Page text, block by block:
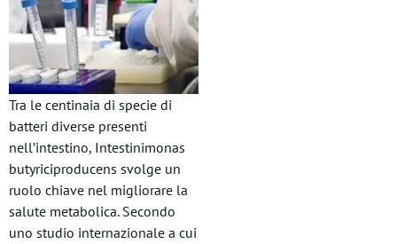
Tra le centinaia di specie di
batteri diverse presenti
nell’intestino, Intestinimonas
butyriciproducens svolge un
ruolo chiave nel migliorare la
salute metabolica. Secondo
uno studio internazionale a cui